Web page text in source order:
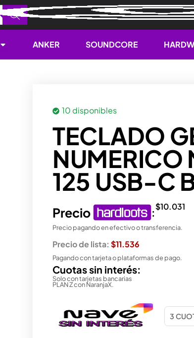
Open NOVEDADES
ANKER SOUNDCORE
10 disponibles
TECLADO
NUMERICO
125 USB-C
Precio :$10.031
Precio pagando en efectivo o transferencia.
Precio de lista: $11.536
Pagando con tarjeta o plataformas de pago.
Cuotas sin interés:
Solo con tarjetas bancarias
PLAN Z con NaranjaX.